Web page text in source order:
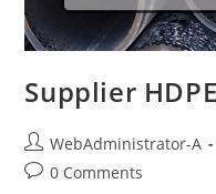
Supplier
WebAdministrator-A
0 Comments